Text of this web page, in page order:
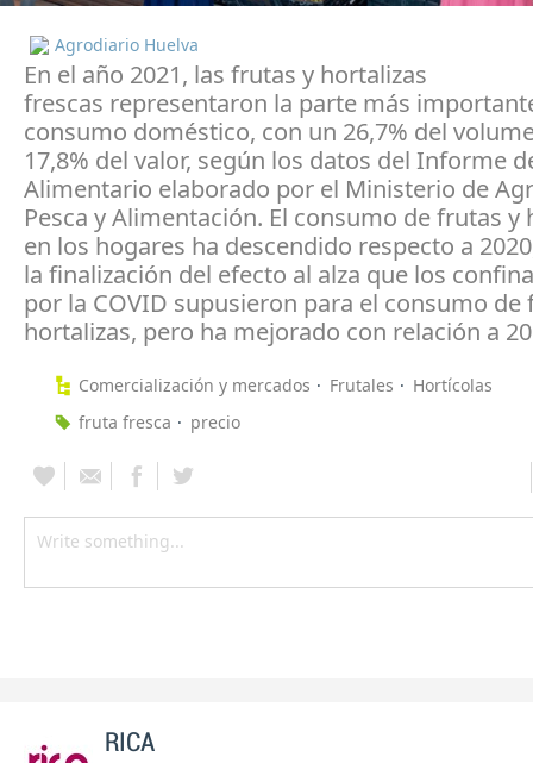
Agrodiario Huelva
En el año 2021, las frutas y hortalizas
frescas representaron la parte más
consumo doméstico, con un 26,7% del
17,8% del valor, según los datos del Informe
Alimentario elaborado por el Ministerio de
Pesca y Alimentación. El consumo de frutas y
en los hogares ha descendido respecto a
la finalización del efecto al alza que los
por la COVID supusieron para el consumo de
hortalizas, pero ha mejorado con relación a
Comercialización y mercados Frutales
Hortícolas
fruta fresca
precio
RICA